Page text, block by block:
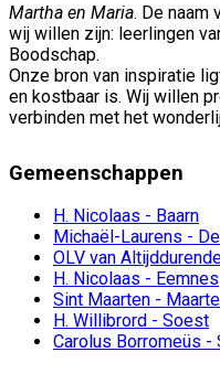
Martha en Maria. De naam
wij willen zijn: leerlingen
Boodschap.
Onze bron van inspiratie
en kostbaar is. Wij willen
verbinden met het
Gemeenschappen
H. Nicolaas - Baarn
Michaël-Laurens -
OLV van
H. Nicolaas - Eemnes
Sint Maarten -
H. Willibrord - Soest
Carolus Borromeüs -